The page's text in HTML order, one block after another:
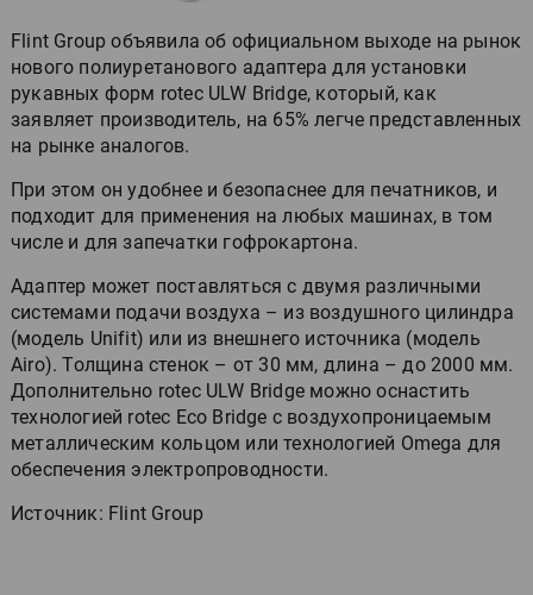
Flint Group объявила об официальном выходе на рынок
нового полиуретанового адаптера для установки
рукавных форм rotec ULW Bridge, который, как
заявляет производитель, на 65% легче представленных
на рынке аналогов.
При этом он удобнее и безопаснее для печатников, и
подходит для применения на любых машинах, в том
числе и для запечатки гофрокартона.
Адаптер может поставляться с двумя различными
системами подачи воздуха – из воздушного цилиндра
(модель Unifit) или из внешнего источника (модель
Airo). Толщина стенок – от 30 мм, длина – до 2000 мм.
Дополнительно rotec ULW Bridge можно оснастить
технологией rotec Eco Bridge с воздухопроницаемым
металлическим кольцом или технологией Omega для
обеспечения электропроводности.
Источник: Flint Group